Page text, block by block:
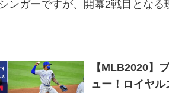
ンガーですが、開幕2戦目とな
【MLB2020】
ュー！ロイヤ